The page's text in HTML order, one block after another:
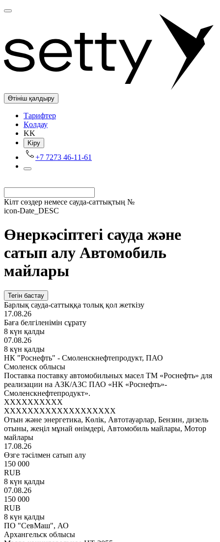
Өтініш қалдыру
Tарифтер
Қолдау
KK
Kіру
+7 7273 46-11-61
Кілт сөздер немесе сауда-саттықтың №
icon-Date_DESC
Өнеркәсіптегі сауда және
сатып алу Автомобиль
майлары
Тегін бастау
Барлық сауда-саттыққа толық қол жеткізу
17.08.26
Баға белгіленімін сұрату
8 күн қалды
07.08.26
8 күн қалды
НК "Роснефть" - Смоленскнефтепродукт, ПАО
Смоленск облысы
Поставка поставку автомобильных масел ТМ «Роснефть» для
реализации на АЗК/АЗС ПАО «НК «Роснефть»-
Смоленскнефтепродукт».
XXXXXXXXXX
XXXXXXXXXXXXXXXXXXX
Отын және энергетика, Көлік, Автотауарлар, Бензин, дизель
отыны, жеңіл мұнай өнімдері, Автомобиль майлары, Мотор
майлары
17.08.26
Өзге тәсілмен сатып алу
150 000
RUB
8 күн қалды
07.08.26
150 000
RUB
8 күн қалды
ПО "СевМаш", АО
Архангельск облысы